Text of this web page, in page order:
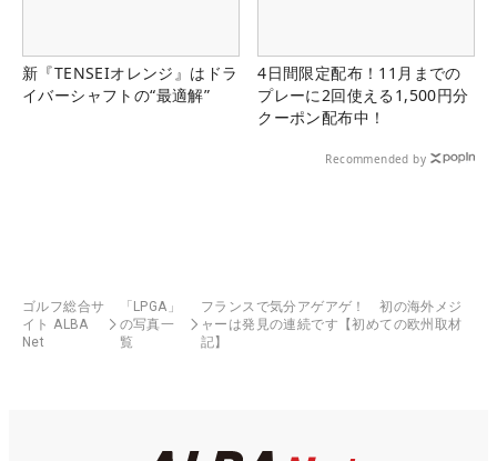
新『TENSEIオレンジ』はドラ
イバーシャフトの“最適解”
4日間限定配布！11月までの
プレーに2回使える1,500円分
クーポン配布中！
Recommended by
ゴルフ総合サ
イト ALBA
Net
「LPGA」
の写真一
覧
フランスで気分アゲアゲ！ 初の海外メジ
ャーは発見の連続です【初めての欧州取材
記】